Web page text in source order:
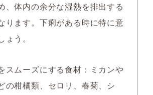
、体内の余分な湿熱を排出する
ります。下痢がある時に特に意
ょう。
スムーズにする食材：ミカンや
の柑橘類、セロリ、春菊、シ